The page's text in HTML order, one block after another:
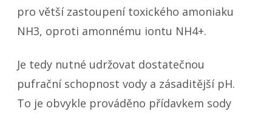
pro větší zastoupení toxického amoniaku
NH3, oproti amonnému iontu NH4+.
Je tedy nutné udržovat dostatečnou
pufrační schopnost vody a zásaditější pH.
To je obvykle prováděno přídavkem sody